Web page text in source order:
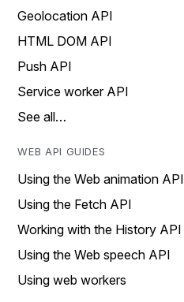
Geolocation API
HTML DOM API
Push API
Service worker API
See all…
WEB API GUIDES
Using the Web animation API
Using the Fetch API
Working with the History API
Using the Web speech API
Using web workers